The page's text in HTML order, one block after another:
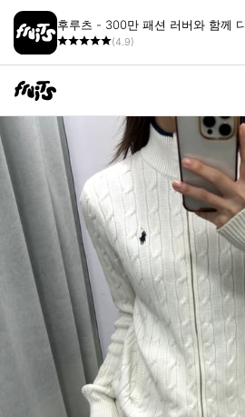
후루츠 - 300만 패션 러버와 함께
(4.9)